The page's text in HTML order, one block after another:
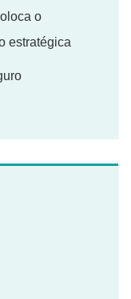
o
estratégica